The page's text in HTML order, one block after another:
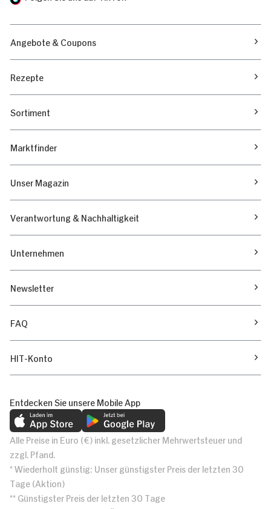
Angebote & Coupons
Rezepte
Sortiment
Marktfinder
Unser Magazin
Verantwortung & Nachhaltigkeit
Unternehmen
Newsletter
FAQ
HIT-Konto
Entdecken Sie unsere Mobile App
Alle Preise in Euro (€) inkl. gesetzlicher Mehrwertsteuer und
zzgl. Pfand.
* Wiederholt günstig: Unser günstigster Preis der letzten 30
Tage (Aktion)
** Günstigster Preis der letzten 30 Tage